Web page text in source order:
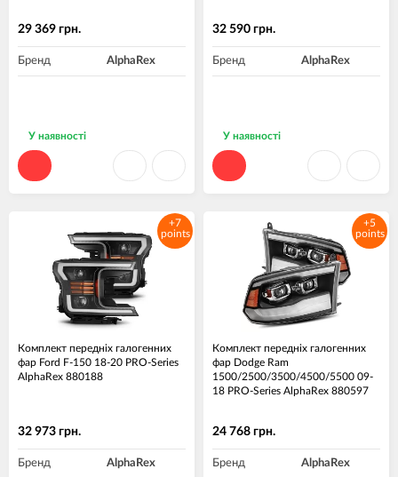
29 369 грн.
Бренд AlphaRex
У наявності
32 590 грн.
Бренд AlphaRex
У наявності
+7
points
Комплект передніх галогенних
фар Ford F-150 18-20 PRO-Series
AlphaRex 880188
32 973 грн.
Бренд AlphaRex
+5
points
Комплект передніх галогенних
фар Dodge Ram
1500/2500/3500/4500/5500 09-
18 PRO-Series AlphaRex 880597
24 768 грн.
Бренд AlphaRex